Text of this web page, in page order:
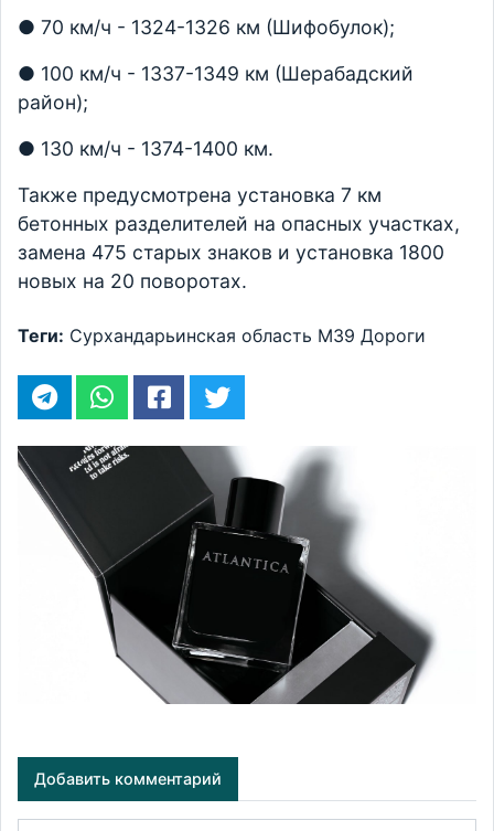
● 70 км/ч - 1324-1326 км (Шифобулок);
● 100 км/ч - 1337-1349 км (Шерабадский
район);
● 130 км/ч - 1374-1400 км.
Также предусмотрена установка 7 км
бетонных разделителей на опасных участках,
замена 475 старых знаков и установка 1800
новых на 20 поворотах.
Теги: Сурхандарьинская область М39 Дороги
Добавить комментарий